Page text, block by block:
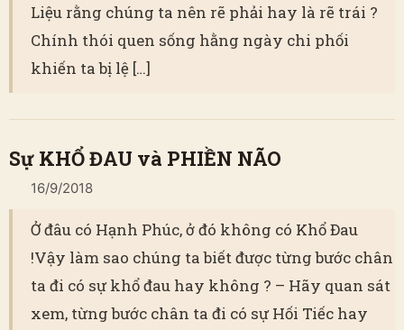
Liệu rằng chúng ta nên rẽ phải hay là rẽ trái ?
Chính thói quen sống hằng ngày chi phối
khiến ta bị lệ […]
Sự KHỔ ĐAU và PHIỀN NÃO
16/9/2018
Ở đâu có Hạnh Phúc, ở đó không có Khổ Đau
!Vậy làm sao chúng ta biết được từng bước chân
ta đi có sự khổ đau hay không ? – Hãy quan sát
xem, từng bước chân ta đi có sự Hối Tiếc hay